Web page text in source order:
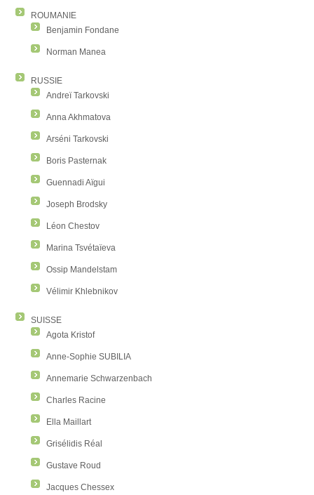
ROUMANIE
Benjamin Fondane
Norman Manea
RUSSIE
Andreï Tarkovski
Anna Akhmatova
Arséni Tarkovski
Boris Pasternak
Guennadi Aïgui
Joseph Brodsky
Léon Chestov
Marina Tsvétaïeva
Ossip Mandelstam
Vélimir Khlebnikov
SUISSE
Agota Kristof
Anne-Sophie SUBILIA
Annemarie Schwarzenbach
Charles Racine
Ella Maillart
Grisélidis Réal
Gustave Roud
Jacques Chessex